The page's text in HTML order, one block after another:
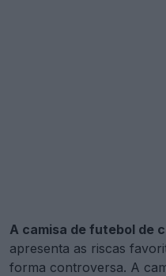
A camisa de futebol de
apresenta as riscas
forma controversa. A